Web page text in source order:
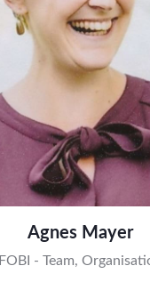
Agnes Mayer
FOBI - Team,